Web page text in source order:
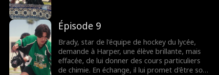
que se passera-t-il lorsque leur attirance
deviendra impossible à ignorer ?
Épisode 9
Brady, star de l'équipe de hockey du lycée,
demande à Harper, une élève brillante, mais
effacée, de lui donner des cours particuliers
de chimie. En échange, il lui promet d'être son